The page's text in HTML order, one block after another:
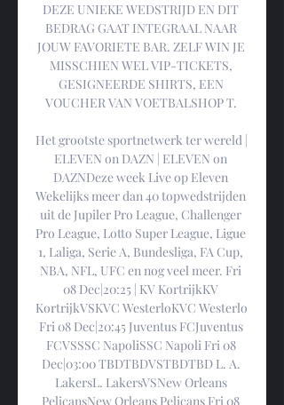
DEZE UNIEKE WEDSTRIJD EN DIT
BEDRAG GAAT INTEGRAAL NAAR
JOUW FAVORIETE BAR. ZELF WIN JE
MISSCHIEN WEL VIP-TICKETS,
GESIGNEERDE SHIRTS, EEN
VOUCHER VAN VOETBALSHOP T.
Het grootste sportnetwerk ter wereld |
ELEVEN on DAZN | ELEVEN on
DAZNDeze week Live op Eleven
Wekelijks meer dan 40 topwedstrijden
uit de Jupiler Pro League, Challenger
Pro League, Lotto Super League, Ligue
1, Laliga, Serie A, Bundesliga, FA Cup,
NBA, NFL, UFC en nog veel meer. Fri
08 Dec|20:25 | KV KortrijkKV
KortrijkVSKVC WesterloKVC Westerlo
Fri 08 Dec|20:45 Juventus FCJuventus
FCVSSSC NapoliSSC Napoli Fri 08
Dec|03:00 TBDTBDVSTBDTBD L. A.
LakersL. LakersVSNew Orleans
PelicansNew Orleans Pelicans Fri 08